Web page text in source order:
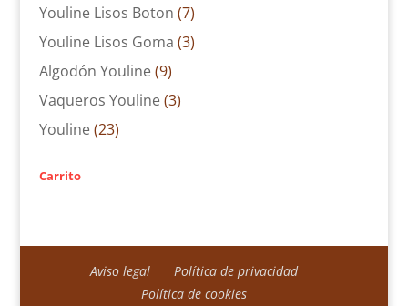
Youline Lisos Boton (7)
Youline Lisos Goma (3)
Algodón Youline (9)
Vaqueros Youline (3)
Youline (23)
Carrito
Aviso legal
Política de privacidad
Política de cookies